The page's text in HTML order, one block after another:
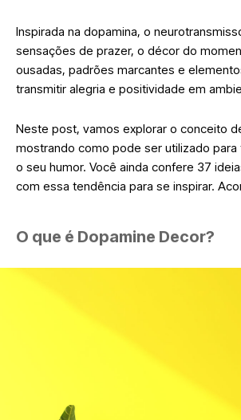
Inspirada na dopamina, o
sensações de prazer, o décor do
ousadas, padrões marcantes e
transmitir alegria e positividade em
Neste post, vamos explorar o conceito
mostrando como pode ser utilizado para
o seu humor. Você ainda confere 37
com essa tendência para se inspirar.
O que é Dopamine Decor?